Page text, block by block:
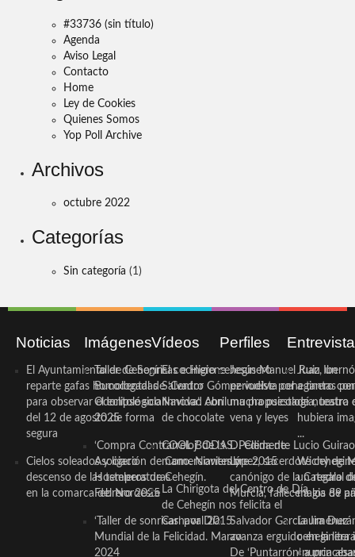
#33736 (sin título)
Agenda
Aviso Legal
Contacto
Home
Ley de Cookies
Quienes Somos
Yop Poll Archive
Archivos
octubre 2022
Categorías
Sin categoría (1)
Noticias
El Ayuntamiento de Cehegín
reparte gafas homologadas
para observar el eclipse solar
del 12 de agosto de forma
segura
Cielos soleados y ligero
descenso de las temperaturas
en la comarca del Noroeste
Imágenes
Taller de Sonrisas e Higiene
Bucodental de ‘Centro
Odontológico Innova’. Abril
2025
‘Compra Contrarreloj’ de la
Asociación de Comerciantes y
Hosteleros de Cehegín.
Febrero 2025
‘Taller de sonrisas’ por Día
Mundial de la Felicidad. Marzo
2024
Vídeos
El cocinero ceheginero
Salvador Gómez vuelve por
Navidad con una propuesta
de chocolate
COOL BODAS. Pedida de
mano. Noviembre 2015
La Chirigota del Centro de Día
de Cehegín nos felicita el
Carnaval 2015
Perfiles
Jesús Manuel Ruiz, un
periodista ceheginero con
mucha psicología, teatro
vena y leyes
D. Clemente Lucio Guirao
López, sacerdote
canónigo de la Catedral
Murcia, fallece a los 89
Salvador García Jiménez
avanza erguido en la
De ‘Puntarrón’ a
Juan
a tantas
de nuestra
hubiera
...
Wichy de
un regalo
magia de
Laura
ceheginera
«nunca